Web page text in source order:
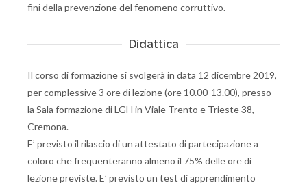
fini della prevenzione del fenomeno corruttivo.
Didattica
Il corso di formazione si svolgerà in data 12 dicembre 2019,
per complessive 3 ore di lezione (ore 10.00-13.00), presso
la Sala formazione di LGH in Viale Trento e Trieste 38,
Cremona.
E’ previsto il rilascio di un attestato di partecipazione a
coloro che frequenteranno almeno il 75% delle ore di
lezione previste. E’ previsto un test di apprendimento